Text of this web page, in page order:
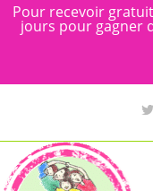
Pour recevoir
jours pour gagner